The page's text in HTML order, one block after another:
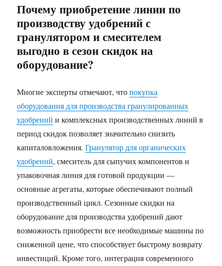
Почему приобретение линии по
производству удобрений с
гранулятором и смесителем
выгодно в сезон скидок на
оборудование?
Многие эксперты отмечают, чтопокупка
оборудования для производства гранулированных
удобрений и комплексных производственных линий в
период скидок позволяет значительно снизить
капиталовложения.Гранулятор для органических
удобрений, смеситель для сыпучих компонентов и
упаковочная линия для готовой продукции —
основные агрегаты, которые обеспечивают полный
производственный цикл. Сезонные скидки на
оборудование для производства удобрений дают
возможность приобрести все необходимые машины по
сниженной цене, что способствует быстрому возврату
инвестиций. Кроме того, интеграция современного